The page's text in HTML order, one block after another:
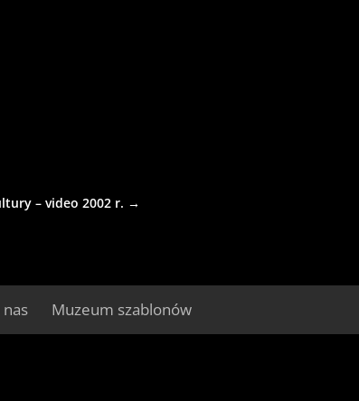
– video 2002 r. →
nas Muzeum szablonów